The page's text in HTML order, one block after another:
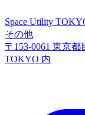
Space Utility
その他
〒153-0061 東京
TOKYO 内